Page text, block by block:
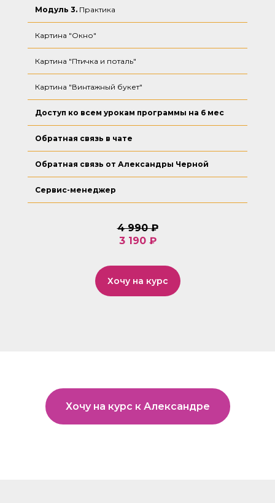
Модуль 3. Практика
Картина "Окно"
Картина "Птичка и поталь"
Картина "Винтажный букет"
Доступ ко всем урокам программы на 6 мес
Обратная связь в чате
Обратная связь от Александры Черной
Сервис-менеджер
4 990 ₽
3 190 ₽
Хочу на курс
Хочу на курс к Александре